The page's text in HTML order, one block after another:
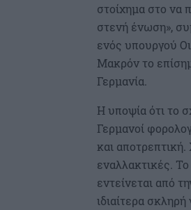
στοίχημα στο να
στενή ένωση»,
ενός υπουργού
Μακρόν το
Γερμανία.
Η υποψία ότι το
Γερμανοί
και
εναλλακτικές.
εντείνεται από
ιδιαίτερα